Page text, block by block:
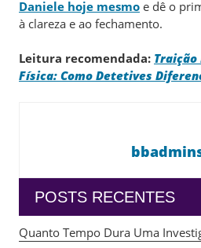
Daniele hoje mesmo e dê o
à clareza e ao fechamento.
Leitura recomendada: Traição
Física: Como Detetives
POSTS RECENTES
Quanto Tempo Dura Uma